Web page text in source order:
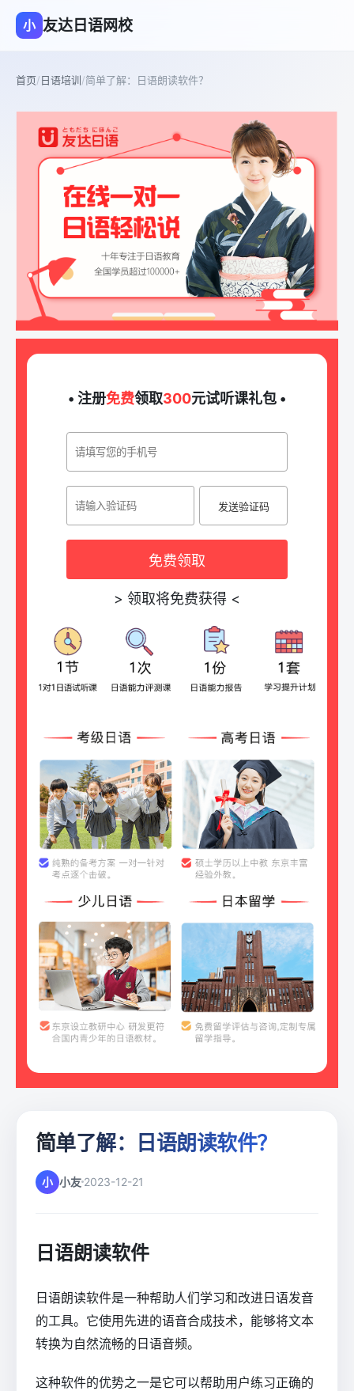
小 友达日语网校
首页/日语培训/简单了解：日语朗读软件？
• 注册免费领取300元试听课礼包 •
发送验证码
免费领取
> 领取将免费获得 <
简单了解：日语朗读软件？
小 小友 2023-12-21
日语朗读软件
日语朗读软件是一种帮助人们学习和改进日语发音
的工具。它使用先进的语音合成技术，能够将文本
转换为自然流畅的日语音频。
这种软件的优势之一是它可以帮助用户练习正确的